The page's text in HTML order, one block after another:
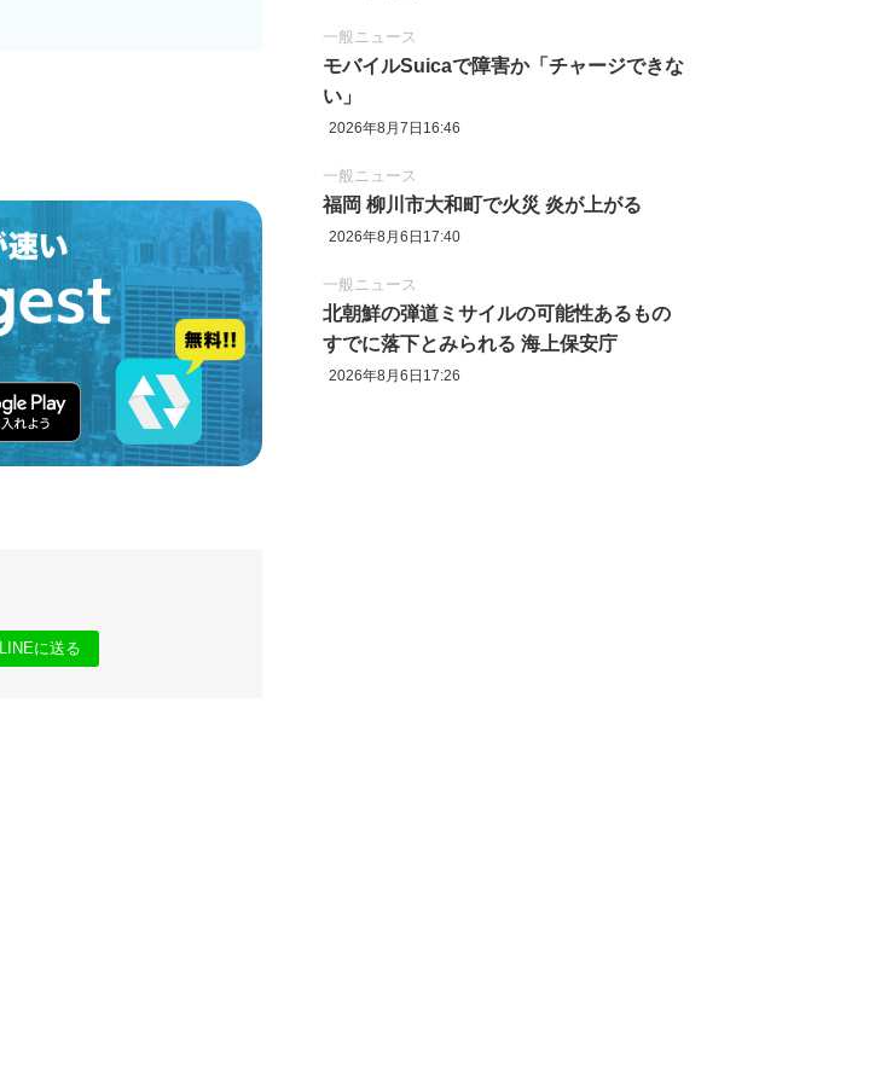
LINEに送る
一般ニュース
モバイルSuicaで障害か「チャージできな
い」
2026年8月7日16:46
一般ニュース
福岡 柳川市大和町で火災 炎が上がる
2026年8月6日17:40
一般ニュース
北朝鮮の弾道ミサイルの可能性あるもの
すでに落下とみられる 海上保安庁
2026年8月6日17:26